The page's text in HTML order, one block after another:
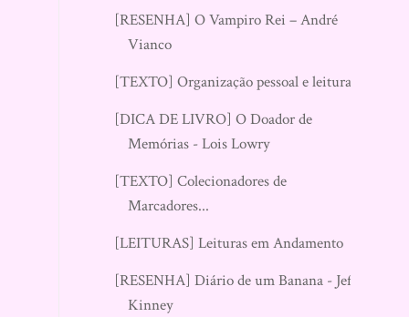
[RESENHA] O Vampiro Rei – André
Vianco
[TEXTO] Organização pessoal e leituras!
[DICA DE LIVRO] O Doador de
Memórias - Lois Lowry
[TEXTO] Colecionadores de
Marcadores...
[LEITURAS] Leituras em Andamento
[RESENHA] Diário de um Banana - Jeff
Kinney